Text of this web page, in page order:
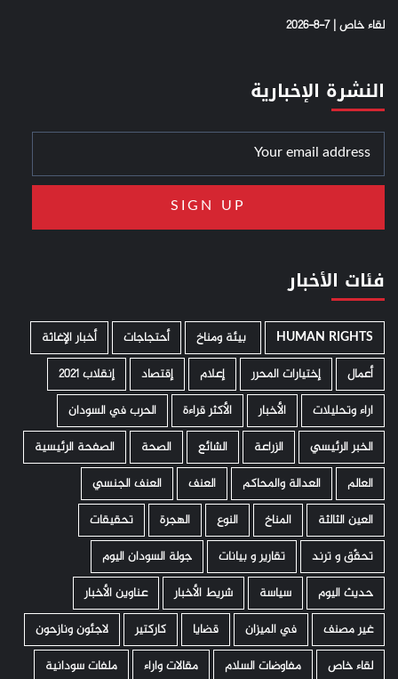
لقاء خاص | 7-8-2026
النشرة الإخبارية
فئات الأخبار
HUMAN RIGHTS ­ بيئة ومناخ أحتجاجات
أخبار الإغاثة
أعمال
إختيارات المحرر إعلام إقتصاد
إنقلاب 2021
اراء وتحليلات
الأخبار الأكثر قراءة
الحرب في السودان
الخبر الرئيسي
الزراعة الشائع الصحة
الصفحة الرئيسية
العالم
العدالة والمحاكم العنف
العنف الجنسي
العين الثالثة
المناخ النوع الهجرة
تحقيقات
تحقّق و ترند
تقارير و بيانات
جولة السودان اليوم
حديث اليوم
سياسة شريط الأخبار
عناوين الأخبار
غير مصنف
في الميزان قضايا كاركتير
لاجئون ونازحون
لقاء خاص
مفاوضات السلام مقالات واراء ملفات سودانية